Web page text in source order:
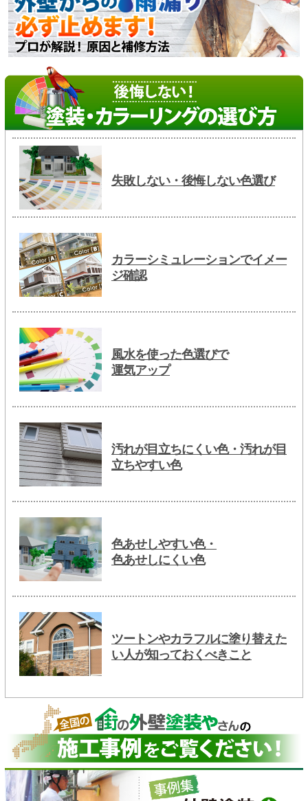
失敗しない・後悔しない色選び
カラーシミュレーションでイメー
ジ確認
風水を使った色選びで
運気アップ
汚れが目立ちにくい色・汚れが目
立ちやすい色
色あせしやすい色・
色あせしにくい色
ツートンやカラフルに塗り替えた
い人が知っておくべきこと